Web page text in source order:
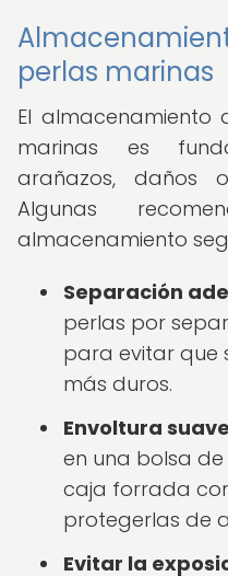
perlas marinas
El
marinas es
arañazos, daños
Algunas
almacenamiento
Separación
perlas por
para evitar que
más duros.
Envoltura
en una bolsa de
caja forrada
protegerlas de
Evitar la